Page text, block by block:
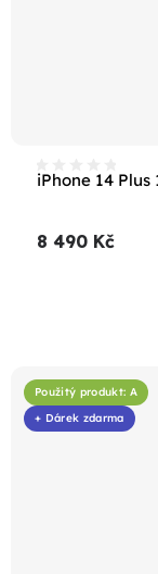
iPhone 14
8 490 Kč
Použitý produkt: A
+ Dárek zdarma